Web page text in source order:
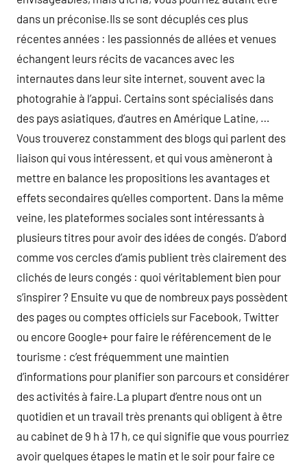
dans un préconise.Ils se sont décuplés ces plus
récentes années : les passionnés de allées et venues
échangent leurs récits de vacances avec les
internautes dans leur site internet, souvent avec la
photograhie à l’appui. Certains sont spécialisés dans
des pays asiatiques, d’autres en Amérique Latine, …
Vous trouverez constamment des blogs qui parlent des
liaison qui vous intéressent, et qui vous amèneront à
mettre en balance les propositions les avantages et
effets secondaires qu’elles comportent. Dans la même
veine, les plateformes sociales sont intéressants à
plusieurs titres pour avoir des idées de congés. D’abord
comme vos cercles d’amis publient très clairement des
clichés de leurs congés : quoi véritablement bien pour
s’inspirer ? Ensuite vu que de nombreux pays possèdent
des pages ou comptes officiels sur Facebook, Twitter
ou encore Google+ pour faire le référencement de le
tourisme : c’est fréquemment une maintien
d’informations pour planifier son parcours et considérer
des activités à faire.La plupart d’entre nous ont un
quotidien et un travail très prenants qui obligent à être
au cabinet de 9 h à 17 h, ce qui signifie que vous pourriez
avoir quelques étapes le matin et le soir pour faire ce